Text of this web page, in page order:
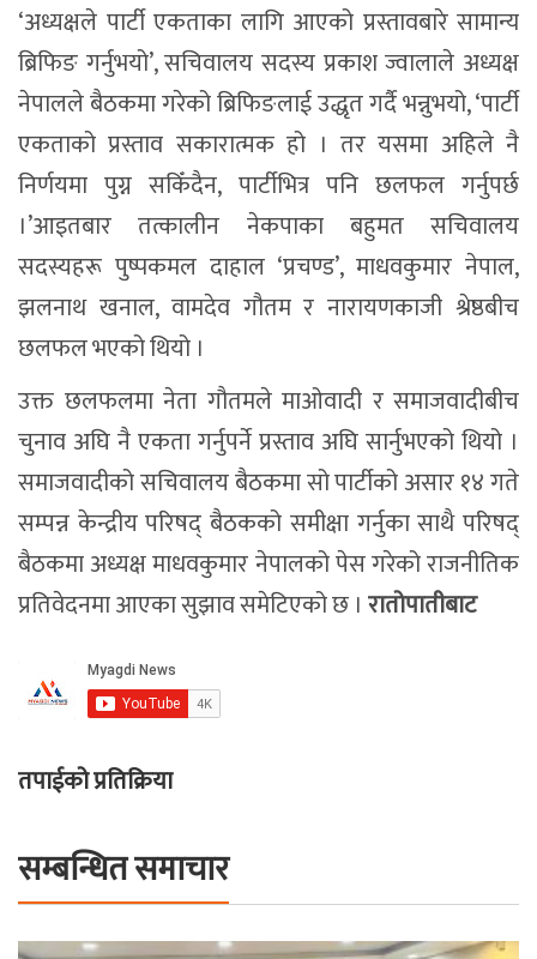
‘अध्यक्षले पार्टी एकताका लागि आएको प्रस्तावबारे सामान्य
ब्रिफिङ गर्नुभयो’, सचिवालय सदस्य प्रकाश ज्वालाले अध्यक्ष
नेपालले बैठकमा गरेको ब्रिफिङलाई उद्धृत गर्दै भन्नुभयो, ‘पार्टी
एकताको प्रस्ताव सकारात्मक हो । तर यसमा अहिले नै
निर्णयमा पुग्न सकिँदैन, पार्टीभित्र पनि छलफल गर्नुपर्छ
।’आइतबार तत्कालीन नेकपाका बहुमत सचिवालय
सदस्यहरू पुष्पकमल दाहाल ‘प्रचण्ड’, माधवकुमार नेपाल,
झलनाथ खनाल, वामदेव गौतम र नारायणकाजी श्रेष्ठबीच
छलफल भएको थियो ।
उक्त छलफलमा नेता गौतमले माओवादी र समाजवादीबीच
चुनाव अघि नै एकता गर्नुपर्ने प्रस्ताव अघि सार्नुभएको थियो ।
समाजवादीको सचिवालय बैठकमा सो पार्टीको असार १४ गते
सम्पन्न केन्द्रीय परिषद् बैठकको समीक्षा गर्नुका साथै परिषद्
बैठकमा अध्यक्ष माधवकुमार नेपालको पेस गरेको राजनीतिक
प्रतिवेदनमा आएका सुझाव समेटिएको छ । रातोपातीबाट
तपाईको प्रतिक्रिया
सम्बन्धित समाचार